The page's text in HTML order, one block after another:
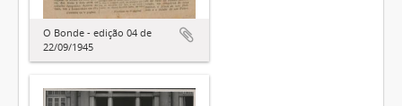
O Bonde - edição 04 de
22/09/1945